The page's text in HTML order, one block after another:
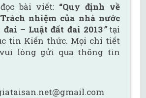
bài viết: “Quy định về
nhiệm của nhà nước
– Luật đất đai 2013”tại
tin Kiến thức. Mọi chi tiết
lòng gửi qua thông tin